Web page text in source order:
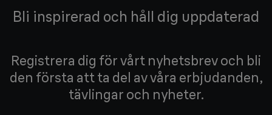
Bli inspirerad och håll dig uppdaterad
Registrera dig för vårt nyhetsbrev och bli
den första att ta del av våra erbjudanden,
tävlingar och nyheter.